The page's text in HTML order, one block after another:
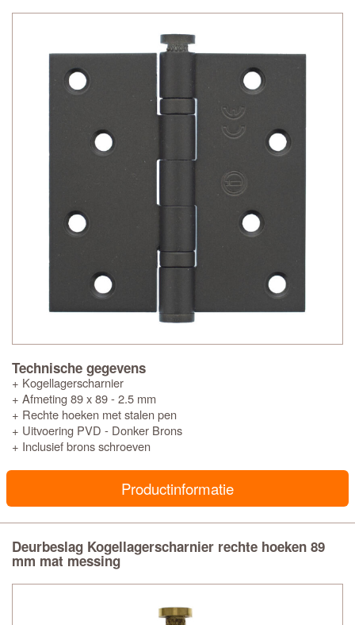
Technische gegevens
+ Kogellagerscharnier
+ Afmeting 89 x 89 - 2.5 mm
+ Rechte hoeken met stalen pen
+ Uitvoering PVD - Donker Brons
+ Inclusief brons schroeven
Productinformatie
Deurbeslag Kogellagerscharnier rechte hoeken 89
mm mat messing